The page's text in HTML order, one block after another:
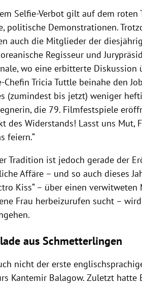
Selfie-Verbot gilt auf dem
politische Demonstrationen.
auch die Mitglieder der
Regisseur und
wo eine erbitterte Diskussion
Chefin Tricia Tuttle beinahe den
(zumindest bis jetzt) weniger
die 79. Filmfestspiele
des Widerstands! Lasst uns
feiern.“
Tradition ist jedoch gerade der
Affäre – und so auch dieses
Kiss“ – über einen
Frau herbeizurufen sucht –
aus Schmetterlingen
nicht der erste
Kantemir Balagow. Zuletzt